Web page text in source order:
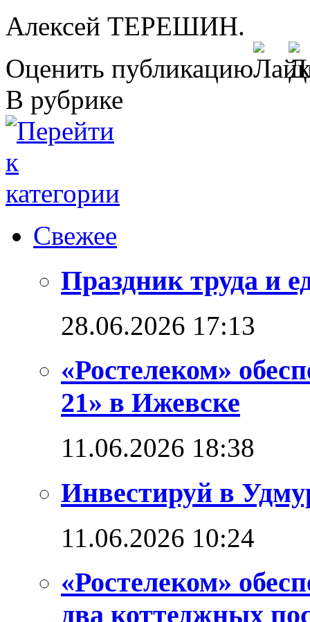
Алексей ТЕРЕШИН.
Оценить публикацию
В рубрике
Свежее
Праздник труда и
28.06.2026 17:13
«Ростелеком»
21» в Ижевске
11.06.2026 18:38
Инвестируй в
11.06.2026 10:24
«Ростелеком»
два коттеджных